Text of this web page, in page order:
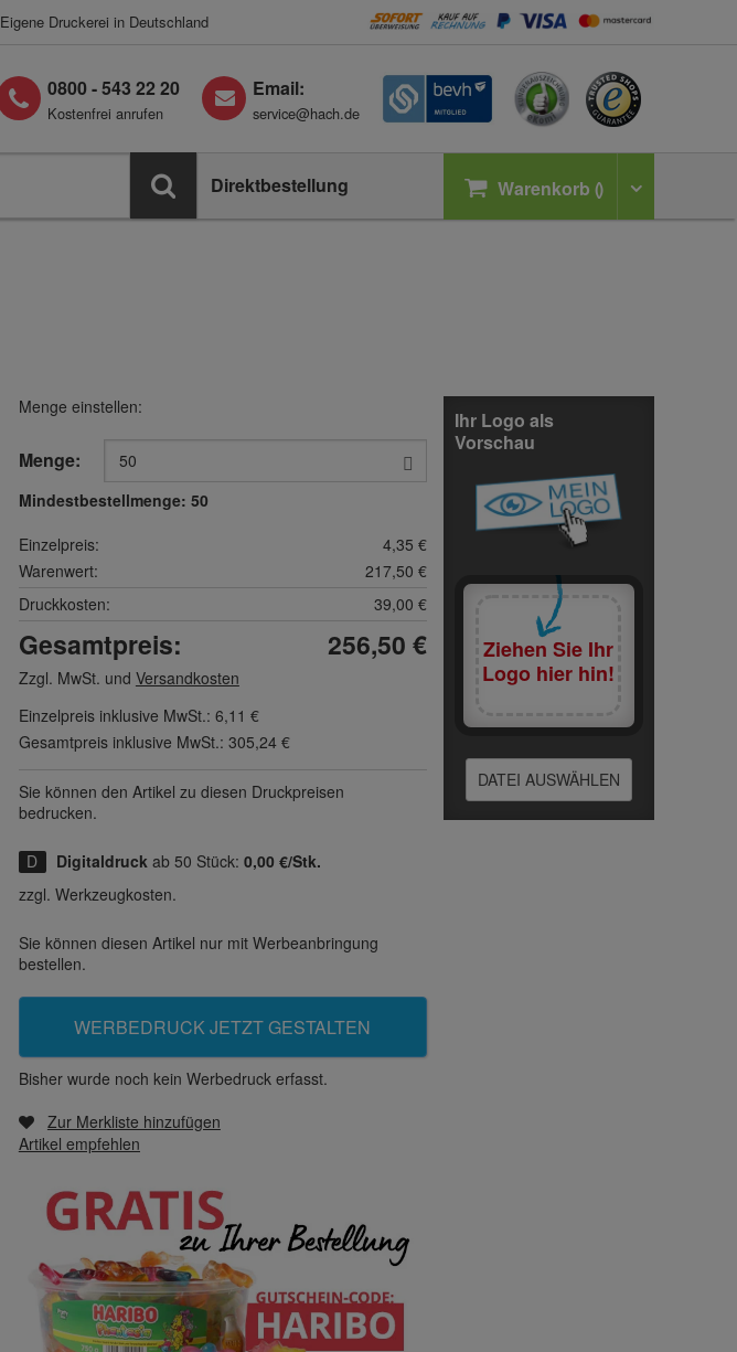
Eigene Druckerei in Deutschland
0800 - 543 22 20
Kostenfrei anrufen
Email:
service@hach.de
Warenkorb
Direktbestellung
Menge einstellen:
Menge:
Mindestbestellmenge: 50
Einzelpreis:
4,35 €
Warenwert:
217,50 €
Druckkosten:
39,00 €
Gesamtpreis: 256,50 €
Zzgl. MwSt. und Versandkosten
Einzelpreis inklusive MwSt.: 6,11 €
Gesamtpreis inklusive MwSt.: 305,24 €
Sie können den Artikel zu diesen Druck­preisen
bedrucken.
Digitaldruck ab 50 Stück: 0,00 €/Stk.
zzgl. Werkzeugkosten.
Sie können diesen Artikel nur mit Werbeanbringung
bestellen.
WERBEDRUCK JETZT GESTALTEN
Bisher wurde noch kein Werbedruck erfasst.
Zur Merkliste hinzufügen
Artikel empfehlen
Ihr Logo als
Vorschau
Ziehen Sie Ihr
Logo hier hin!
DATEI AUSWÄHLEN